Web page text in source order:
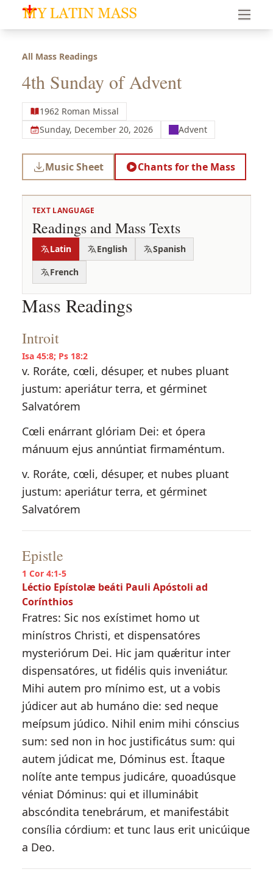
My Latin Mass - Traditional Latin Mass of South Florida
All Mass Readings
4th Sunday of Advent
1962 Roman Missal
Sunday, December 20, 2026
Advent
Music Sheet Chants for the Mass
TEXT LANGUAGE
Readings and Mass Texts
Latin English
Spanish
French
Mass Readings
Introit
Isa 45:8; Ps 18:2
v. Roráte, cœli, désuper, et nubes pluant
justum: aperiátur terra, et gérminet
Salvatórem
Cœli enárrant glóriam Dei: et ópera
mánuum ejus annúntiat firmaméntum.
v. Roráte, cœli, désuper, et nubes pluant
justum: aperiátur terra, et gérminet
Salvatórem
Epistle
1 Cor 4:1-5
Léctio Epístolæ beáti Pauli Apóstoli ad
Corínthios
Fratres: Sic nos exístimet homo ut
minístros Christi, et dispensatóres
mysteriórum Dei. Hic jam quǽritur inter
dispensatóres, ut fidélis quis inveniátur.
Mihi autem pro mínimo est, ut a vobis
júdicer aut ab humáno die: sed neque
meípsum júdico. Nihil enim mihi cónscius
sum: sed non in hoc justificátus sum: qui
autem júdicat me, Dóminus est. Ítaque
nolíte ante tempus judicáre, quoadúsque
véniat Dóminus: qui et illuminábit
abscóndita tenebrárum, et manifestábit
consília córdium: et tunc laus erit unicúique
a Deo.